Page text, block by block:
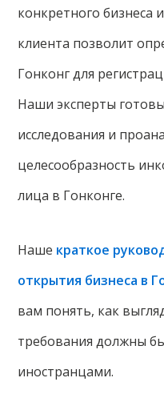
конкретного бизнеса
клиента позволит
Гонконг для
Наши эксперты
исследования и
целесообразность
лица в Гонконге.
Наше краткое
открытия бизнеса в
вам понять, как
требования должны
иностранцами.